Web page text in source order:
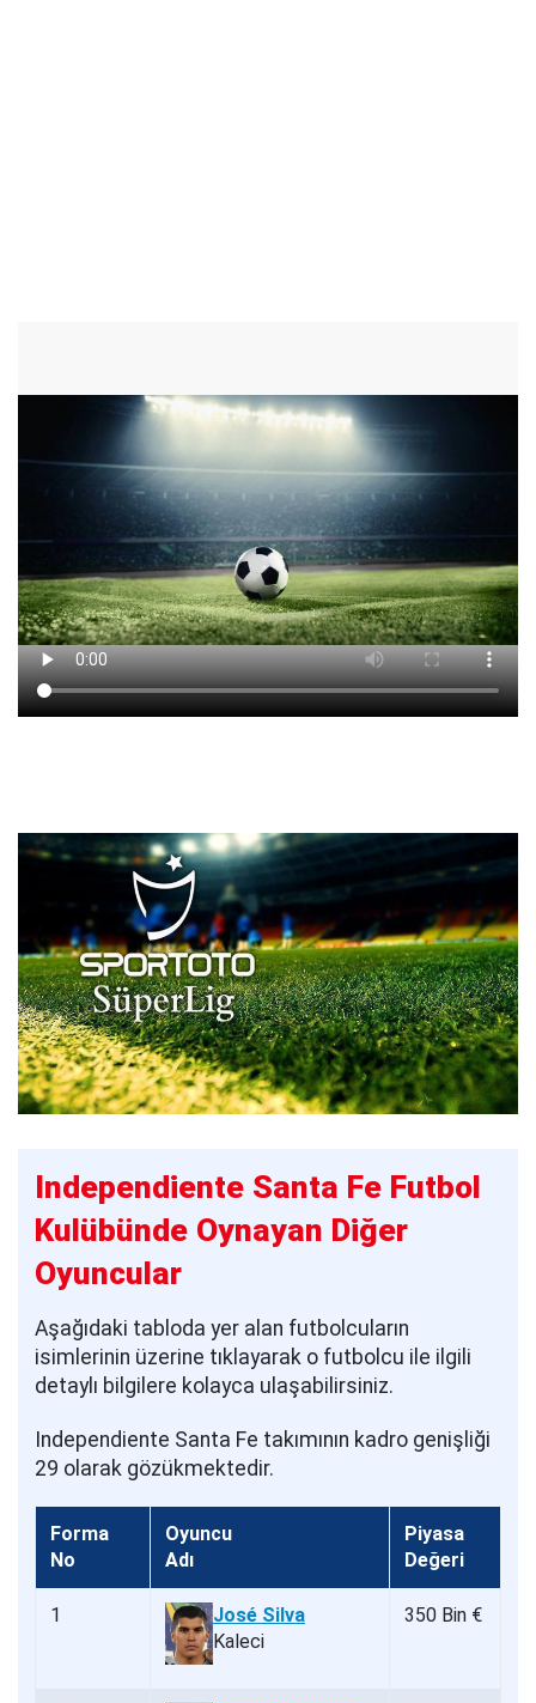
Independiente Santa Fe Futbol
Kulübünde Oynayan Diğer
Oyuncular
Aşağıdaki tabloda yer alan futbolcuların
isimlerinin üzerine tıklayarak o futbolcu ile ilgili
detaylı bilgilere kolayca ulaşabilirsiniz.
Independiente Santa Fe takımının kadro genişliği
29 olarak gözükmektedir.
Forma
No
Oyuncu
Adı
Piyasa
Değeri
1
José Silva
Kaleci
350 Bin €